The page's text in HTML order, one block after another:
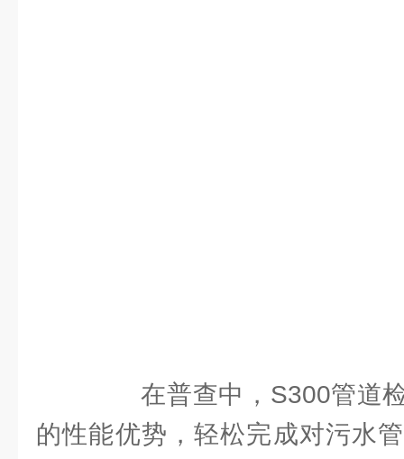
在普查中，S300管道检
的性能优势，轻松完成对污水